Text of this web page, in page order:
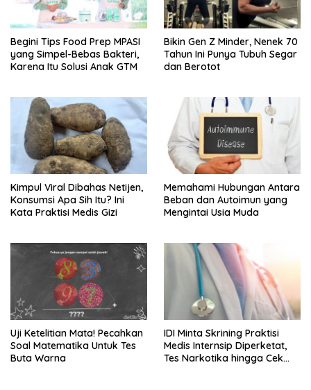
Begini Tips Food Prep MPASI
yang Simpel-Bebas Bakteri,
Karena Itu Solusi Anak GTM
Bikin Gen Z Minder, Nenek 70
Tahun Ini Punya Tubuh Segar
dan Berotot
Kimpul Viral Dibahas Netijen,
Konsumsi Apa Sih Itu? Ini
Kata Praktisi Medis Gizi
Memahami Hubungan Antara
Beban dan Autoimun yang
Mengintai Usia Muda
Uji Ketelitian Mata! Pecahkan
Soal Matematika Untuk Tes
Buta Warna
IDI Minta Skrining Praktisi
Medis Internsip Diperketat,
Tes Narkotika hingga Cek